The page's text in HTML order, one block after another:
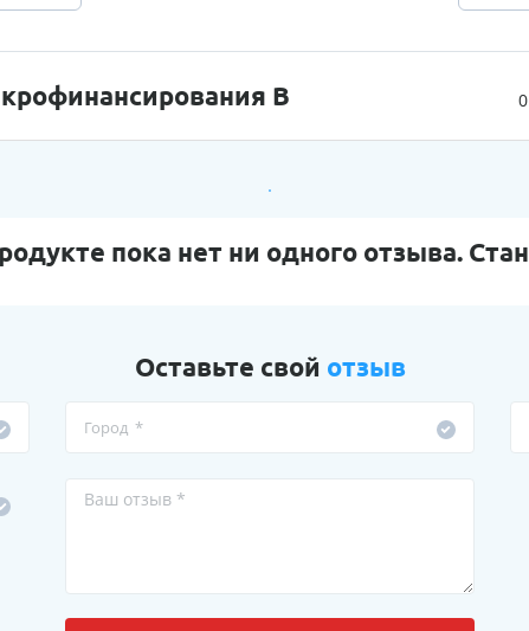
В
пока нет ни одного отзыва.
Оставьте свой отзыв